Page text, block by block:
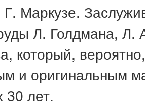
Г. Маркузе.
Л. Голдмана,
который,
и оригинальным
30 лет.